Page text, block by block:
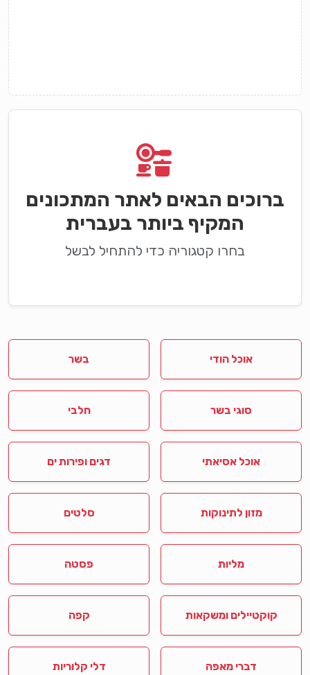
ברוכים הבאים לאתר המתכונים
המקיף ביותר בעברית
בחרו קטגוריה כדי להתחיל לבשל
אוכל הודי בשר
סוגי בשר חלבי
אוכל אסיאתי דגים ופירות ים
מזון לתינוקות סלטים
מליות פסטה
קוקטיילים ומשקאות קפה
דברי מאפה דלי קלוריות